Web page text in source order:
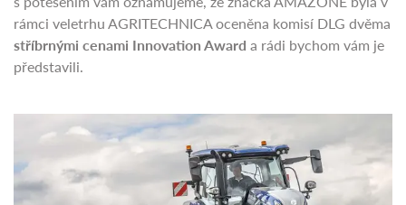
rámci veletrhu AGRITECHNICA oceněna komisí DLG dvěma
stříbrnými cenami Innovation Award a rádi bychom vám je
představili.